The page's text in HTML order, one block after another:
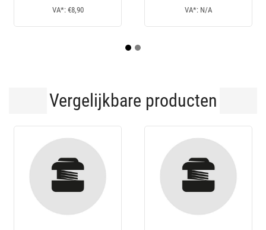
Vergelijkbare producten